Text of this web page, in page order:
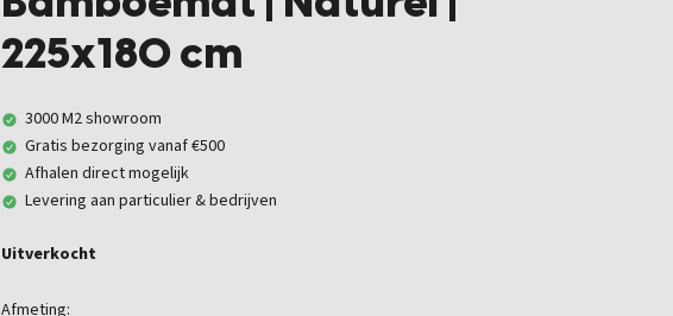
225x180 cm
3000 M2 showroom
Gratis bezorging vanaf €500
Afhalen direct mogelijk
Levering aan particulier & bedrijven
Uitverkocht
Afmeting: